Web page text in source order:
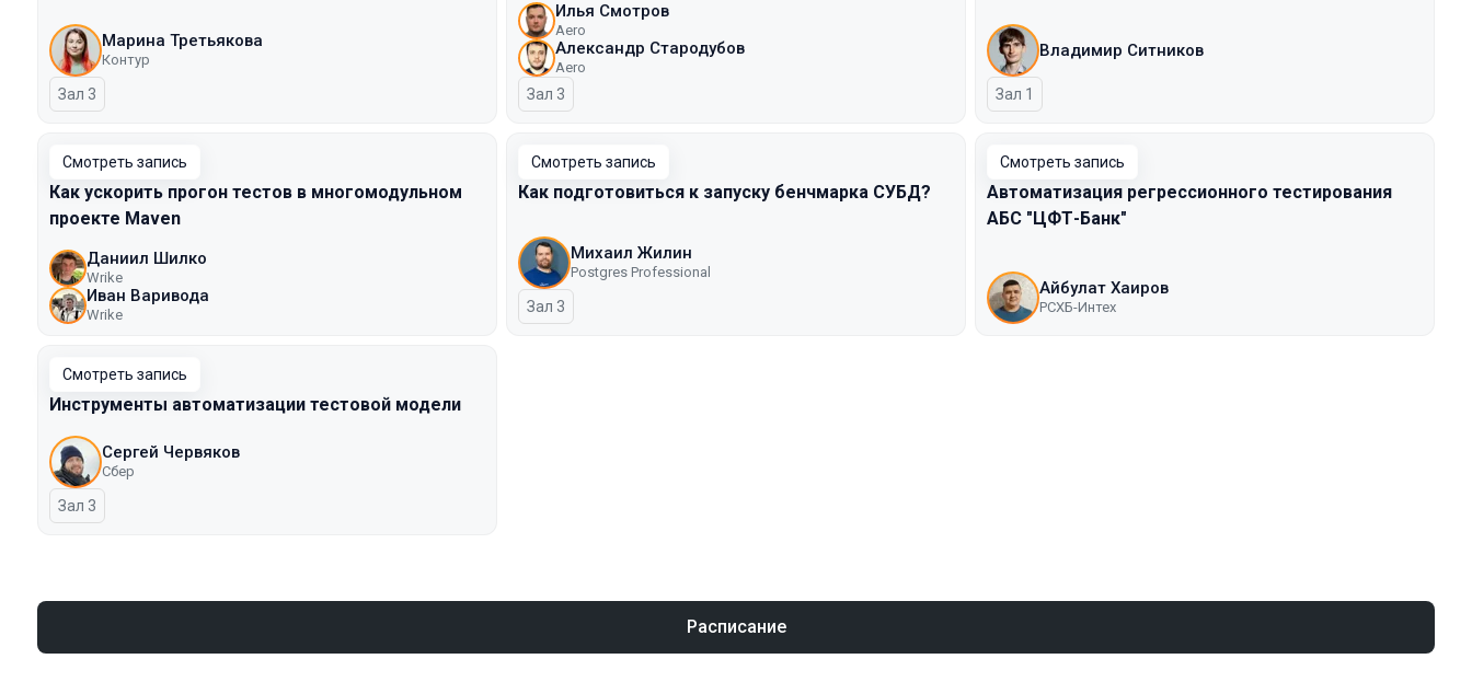
Марина Третьякова
Контур
Зал 3
Илья Смотров
Aero
Александр Стародубов
Aero
Зал 3
Владимир Ситников
Зал 1
Смотреть запись
Как ускорить прогон тестов в многомодульном
проекте Maven
Даниил Шилко
Wrike
Иван Варивода
Wrike
Смотреть запись
Как подготовиться к запуску бенчмарка СУБД?
Михаил Жилин
Postgres Professional
Зал 3
Смотреть запись
Автоматизация регрессионного тестирования
АБС "ЦФТ-Банк"
Айбулат Хаиров
РСХБ-Интех
Смотреть запись
Инструменты автоматизации тестовой модели
Сергей Червяков
Сбер
Зал 3
Расписание